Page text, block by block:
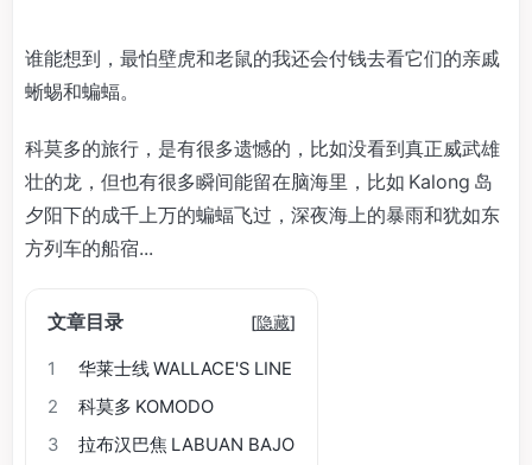
谁能想到，最怕壁虎和老鼠的我还会付钱去看它们的亲戚
蜥蜴和蝙蝠。
科莫多的旅行，是有很多遗憾的，比如没看到真正威武雄
壮的龙，但也有很多瞬间能留在脑海里，比如 Kalong 岛
夕阳下的成千上万的蝙蝠飞过，深夜海上的暴雨和犹如东
方列车的船宿...
文章目录 [隐藏]
1
华莱士线 WALLACE'S LINE
2
科莫多 KOMODO
3
拉布汉巴焦 LABUAN BAJO